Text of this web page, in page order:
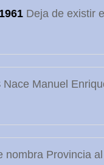
1961Deja de existir
Nace Manuel
nombra Provincia